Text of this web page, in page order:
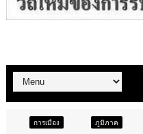
ภูมิภาค ท่องเที่ยว